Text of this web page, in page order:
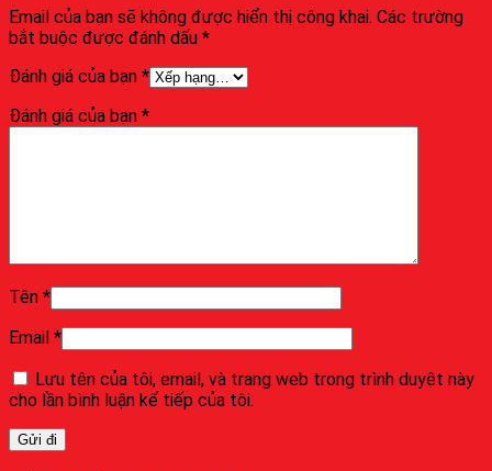
Email của bạn sẽ không được hiển thị công khai. Các trường
bắt buộc được đánh dấu *
Đánh giá của bạn *
Đánh giá của bạn *
Tên *
Email *
Lưu tên của tôi, email, và trang web trong trình duyệt này
cho lần bình luận kế tiếp của tôi.